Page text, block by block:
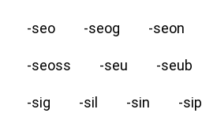
-seo -seog -seon
-seoss -seu -seub
-sig -sil -sin -sip